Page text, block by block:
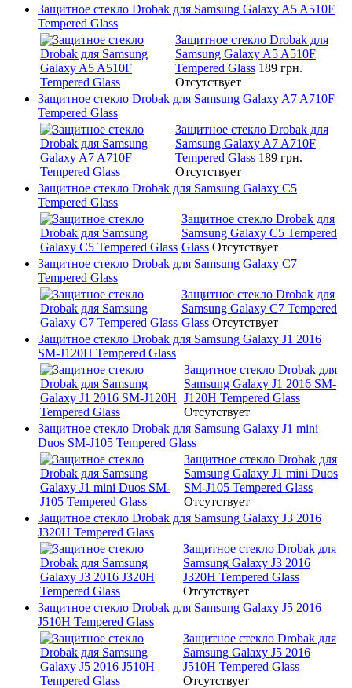
Защитное стекло Drobak для Samsung Galaxy A5 A510F
Tempered Glass
Защитное стекло Drobak для
Samsung Galaxy A5 A510F
Tempered Glass 189 грн.
Отсутствует
Защитное стекло Drobak для Samsung Galaxy A7 A710F
Tempered Glass
Защитное стекло Drobak для
Samsung Galaxy A7 A710F
Tempered Glass 189 грн.
Отсутствует
Защитное стекло Drobak для Samsung Galaxy C5
Tempered Glass
Защитное стекло Drobak для
Samsung Galaxy C5 Tempered
Glass Отсутствует
Защитное стекло Drobak для Samsung Galaxy C7
Tempered Glass
Защитное стекло Drobak для
Samsung Galaxy C7 Tempered
Glass Отсутствует
Защитное стекло Drobak для Samsung Galaxy J1 2016
SM-J120H Tempered Glass
Защитное стекло Drobak для
Samsung Galaxy J1 2016 SM-
J120H Tempered Glass
Отсутствует
Защитное стекло Drobak для Samsung Galaxy J1 mini
Duos SM-J105 Tempered Glass
Защитное стекло Drobak для
Samsung Galaxy J1 mini Duos
SM-J105 Tempered Glass
Отсутствует
Защитное стекло Drobak для Samsung Galaxy J3 2016
J320H Tempered Glass
Защитное стекло Drobak для
Samsung Galaxy J3 2016
J320H Tempered Glass
Отсутствует
Защитное стекло Drobak для Samsung Galaxy J5 2016
J510H Tempered Glass
Защитное стекло Drobak для
Samsung Galaxy J5 2016
J510H Tempered Glass
Отсутствует